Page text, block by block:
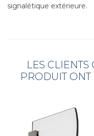
signalétique extérieure.
LES CLIENTS
PRODUIT